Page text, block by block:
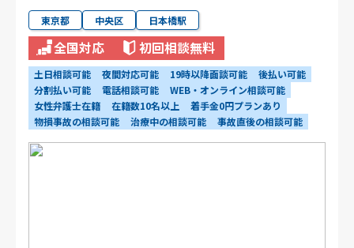
東京都 中央区 日本橋駅
全国対応 初回相談無料
土日相談可能 夜間対応可能 19時以降面談可能
後払い可能
分割払い可能
電話相談可能
WEB・オンライン相談可能
女性弁護士在籍
在籍数10名以上
着手金0円プランあり
物損事故の相談可能
治療中の相談可能 事故直後の相談可能